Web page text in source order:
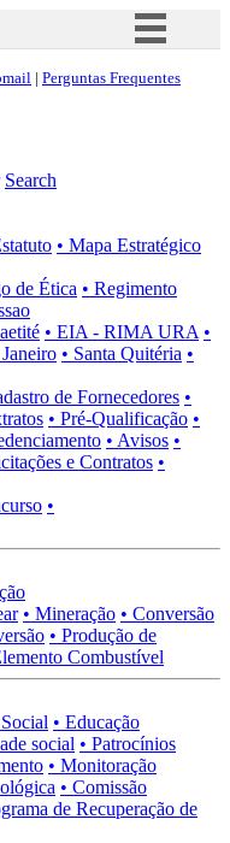
Simplifique!
à informação
Canais
| Perguntas Frequentes
Search
• Mapa Estratégico
de Ética • Regimento
• EIA - RIMA URA •
• Santa Quitéria •
de Fornecedores •
• Pré-Qualificação •
• Avisos •
e Contratos •
•
• Mineração • Conversão
• Produção de
Combustível
• Educação
social • Patrocínios
• Monitoração
• Comissão
de Recuperação de